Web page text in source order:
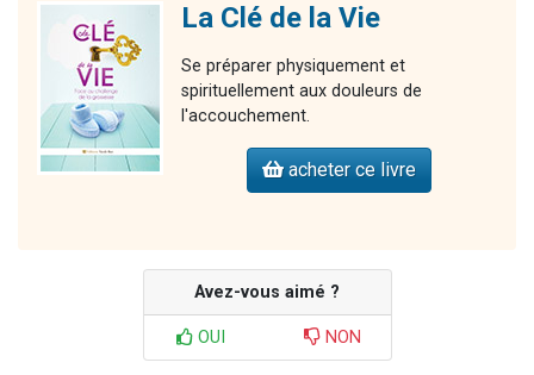
La Clé de la Vie
Se préparer physiquement et
spirituellement aux douleurs de
l'accouchement.
acheter ce livre
Avez-vous aimé ?
OUI NON